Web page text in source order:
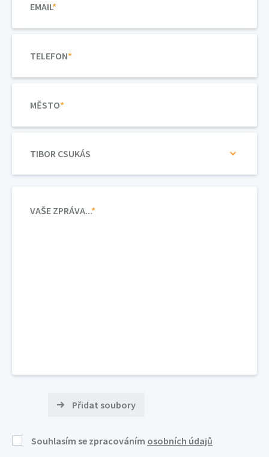
EMAIL*
TELEFON*
MĚSTO*
VAŠE ZPRÁVA...*
Přidat soubory
Zde můžete připojit libovolný soubor (max. velikost 10MB),
Souhlasím se zpracováním osobních údajů